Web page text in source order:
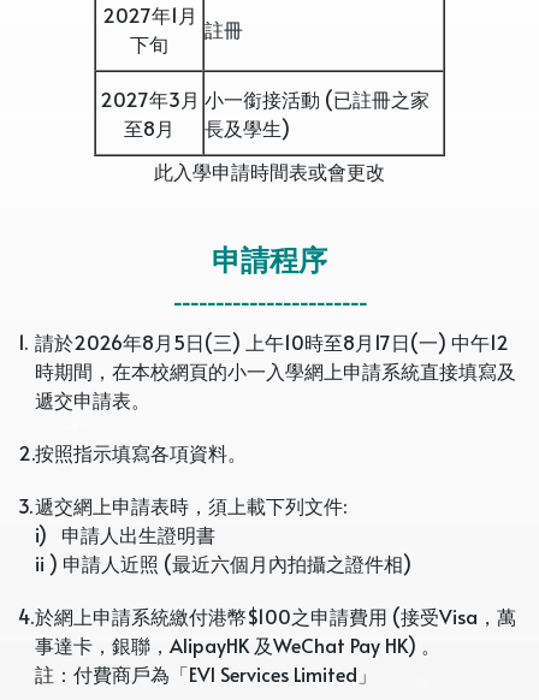
2027年1月
下旬
註冊
2027年3月
至8月
小一銜接活動 (已註冊之家
長及學生)
此入學申請時間表或會更改
申請程序
-----------------------
1. 請於2026年8月5日(三) 上午10時至8月17日(一) 中午12
時期間，在本校網頁的小一入學網上申請系統直接填寫及
遞交申請表。
2.按照指示填寫各項資料。
3.遞交網上申請表時，須上載下列文件:
i) 申請人出生證明書
ii ) 申請人近照 (最近六個月內拍攝之證件相)
4.於網上申請系統繳付港幣$100之申請費用 (接受Visa，萬
事達卡，銀聯，AlipayHK 及WeChat Pay HK) 。
註：付費商戶為「EVI Services Limited」